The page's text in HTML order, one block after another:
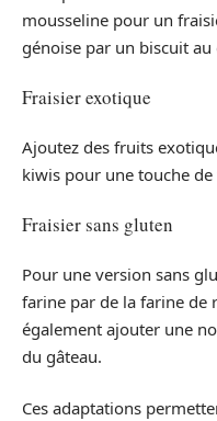
mousseline pour un
génoise par un biscuit au
Fraisier exotique
Ajoutez des fruits
kiwis pour une touche
Fraisier sans gluten
Pour une version sans
farine par de la farine de
également ajouter une
du gâteau.
Ces adaptations